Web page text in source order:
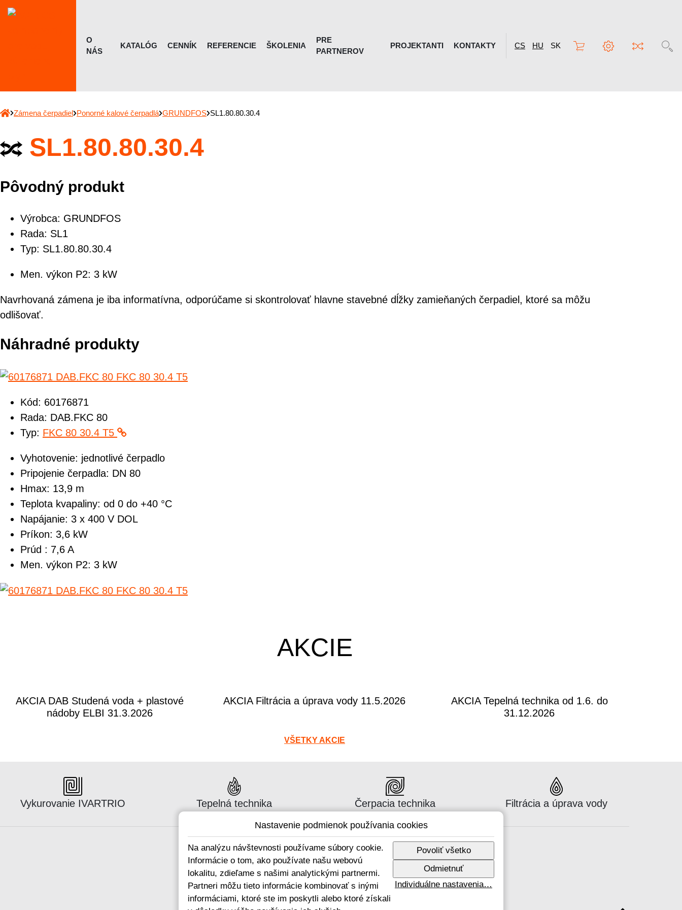
Nastavenie podmienok používania cookies
Na analýzu návštevnosti používame súbory cookie.
Informácie o tom, ako používate našu webovú
lokalitu, zdieľame s našimi analytickými partnermi.
Partneri môžu tieto informácie kombinovať s inými
informáciami, ktoré ste im poskytli alebo ktoré získali
Povoliť všetko
Odmietnuť
Individuálne nastavenia…
O
NÁS
KATALÓG CENNÍK REFERENCIE ŠKOLENIA
PRE
PARTNEROV
PROJEKTANTI KONTAKTY CS HU SK
Zámena čerpadiel Ponorné kalové čerpadlá GRUNDFOS SL1.80.80.30.4
SL1.80.80.30.4
Pôvodný produkt
Výrobca: GRUNDFOS
Rada: SL1
Typ: SL1.80.80.30.4
Men. výkon P2: 3 kW
Navrhovaná zámena je iba informatívna, odporúčame si skontrolovať hlavne stavebné dĺžky zamieňaných čerpadiel, ktoré sa môžu
odlišovať.
Náhradné produkty
Kód: 60176871
Rada: DAB.FKC 80
Typ: FKC 80 30.4 T5
Vyhotovenie: jednotlivé čerpadlo
Pripojenie čerpadla: DN 80
Hmax: 13,9 m
Teplota kvapaliny: od 0 do +40 °C
Napájanie: 3 x 400 V DOL
Príkon: 3,6 kW
Prúd : 7,6 A
Men. výkon P2: 3 kW
AKCIE
AKCIA DAB Studená voda + plastové
nádoby ELBI 31.3.2026
AKCIA Filtrácia a úprava vody 11.5.2026
AKCIA Tepelná technika od 1.6. do
31.12.2026
VŠETKY AKCIE
Katalógus:
Vykurovanie IVARTRIO Katalógus:
Tepelná technika Katalógus:
Čerpacia technika Katalógus:
Filtrácia a úprava vody
Spojte se s námi